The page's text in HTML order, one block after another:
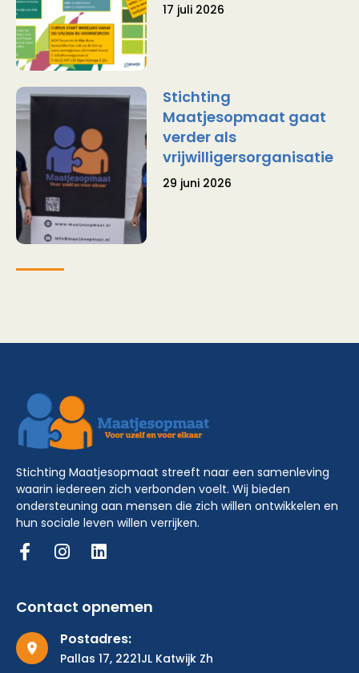
17 juli 2026
Stichting
Maatjesopmaat gaat
verder als
vrijwilligersorganisatie
29 juni 2026
Stichting Maatjesopmaat streeft naar een samenleving
waarin iedereen zich verbonden voelt. Wij bieden
ondersteuning aan mensen die zich willen ontwikkelen en
hun sociale leven willen verrijken.
Contact opnemen
Postadres:
Pallas 17, 2221JL Katwijk Zh